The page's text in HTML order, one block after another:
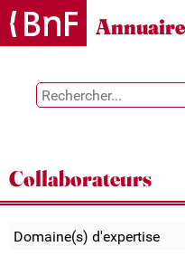
Gestion des cookies
Collaborateurs
Domaine(s) d'expertise